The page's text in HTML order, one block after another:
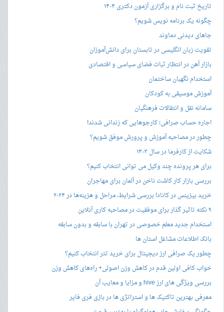
تاریخ ثبت نام و برگزاری آزمون دکتری ۱۴۰۴
چگونه یک برنامه نویس شویم؟
جاهای دیدنی دماوند
تقویت زبان انگلیسی در تابستان برای دانش‌آموزان
بازار آهن در انتظار ثبات فضای سیاسی و اقتصادی
استخدام نگهبان ساختمان
آموزش موسیقی به کودکان
سامانه نقل و انتقالات فرهنگیان
اجاره حساب صرافی؛ کارجوهایی که زندانی شدند!
چطور در مصاحبه‌ آموزش و پرورش موفق شویم؟
شکایت از کارفرما در سال ۱۴۰۳
برای هر پرونده چند وکیل می توانی انتخاب کنیم؟
بررسی بازار کار کاشت ناخن در آلمان برای مهاجران
خرید بیزینس در کانادا بررسی شرایط، مراحل و هزینه‌ها در ۲۰۲۴
۹ نکته تاثیر گذار برای موفقیت در مصاحبه کاری آنلاین
استخدام جدید معلم خصوصی در تهران با سابقه و بدون سابقه
بانک اطلاعات مشاغل استان ها
چطور یک صرافی ارز دیجیتال برای خرید تتر انتخاب کنیم؟
خواب کافی اولین قدم در کاهش وزن اصولی+ راه‌های کاهش وزن
بررسی ویژگی های ارز hive و مزایا و معایب آن
معرفی بهترین تاکتیک ها و استراتژی ها در بازی فری فایر